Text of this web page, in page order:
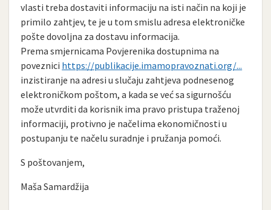
vlasti treba dostaviti informaciju na isti način na koji je
primilo zahtjev, te je u tom smislu adresa elektroničke
pošte dovoljna za dostavu informacija.
Prema smjernicama Povjerenika dostupnima na
poveznici https://publikacije.imamopravoznati.org/...
inzistiranje na adresi u slučaju zahtjeva podnesenog
elektroničkom poštom, a kada se već sa sigurnošću
može utvrditi da korisnik ima pravo pristupa traženoj
informaciji, protivno je načelima ekonomičnosti u
postupanju te načelu suradnje i pružanja pomoći.
S poštovanjem,
Maša Samardžija